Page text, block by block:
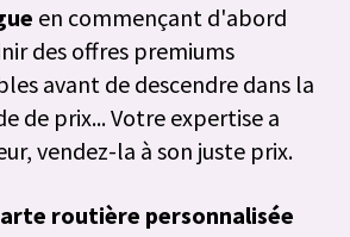
en commençant d'abord
des offres premiums
avant de descendre dans la
de prix... Votre expertise a
vendez-la à son juste prix.
routière personnalisée